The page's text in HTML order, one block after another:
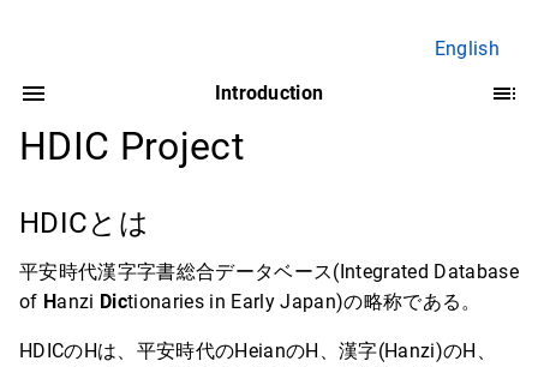
English
Introduction
HDIC Project
HDICとは
平安時代漢字字書総合データベース(Integrated Database
of Hanzi Dictionaries in Early Japan)の略称である。
HDICのHは、平安時代のHeianのH、漢字(Hanzi)のH、